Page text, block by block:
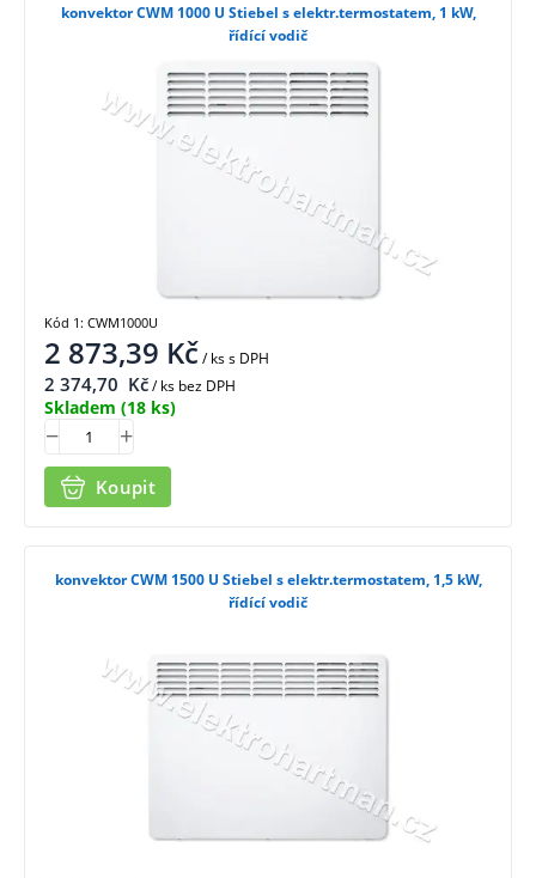
konvektor CWM 1000 U Stiebel s elektr.termostatem, 1 kW,
řídící vodič
2 873,39 Kč/ kss DPH
2 374,70 Kč/ ks bez DPH
Skladem (18 ks)
Koupit
Kód 1: CWM1000U
konvektor CWM 1500 U Stiebel s elektr.termostatem, 1,5 kW,
řídící vodič